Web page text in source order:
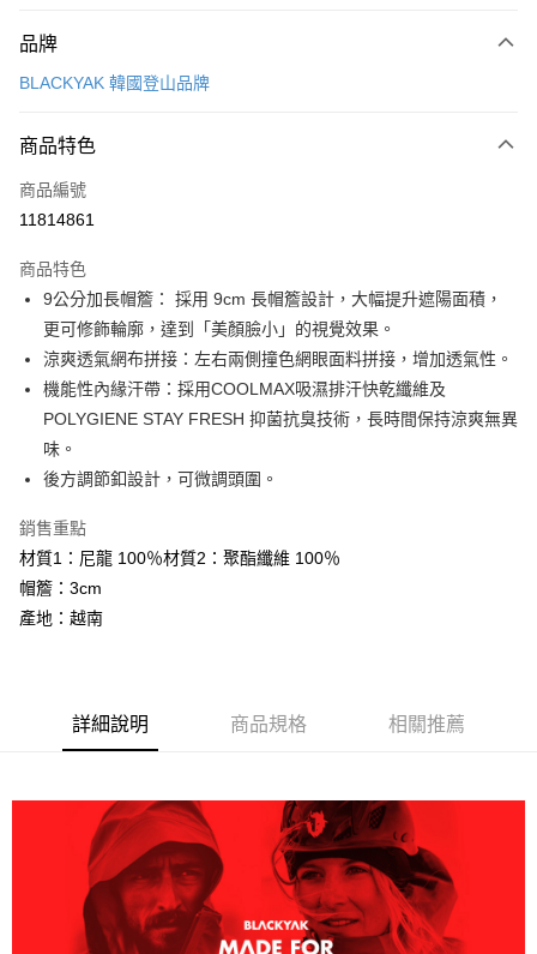
信用卡一次付款
LINE Pay
Apple Pay
悠遊付
Google Pay
全盈+PAY
大哥付你分期
相關說明
【大哥付你分期使用說明】
1.本服務由台灣大哥大提供，台灣大哥大用戶可立即使用無須另外申請。
流程，驗證手機門號後，選擇欲分期的期數、繳款截止日，確認付款後即完
成交易。
3.實際核准額度、可分期數及費用金額請依後續交易確認頁面所載為準。
4.訂單成立30分鐘內，如未前往確認交易或遇審核未通過，訂單將自動取
消。如遇「轉專審核」未通過狀況，表示未達大哥付你分期系統評分，恕無
2.透過簡訊連結打開帳單後，可選擇「超商條碼／台灣大直營門市／銀行轉
帳／街口支付／iPASS MONEY」等通路繳費。
1.本服務係由「台灣大哥大股份有限公司」（以下簡稱本公司）所提供，讓
用戶於交易時，得透過本服務購買商品或服務，並由商店將買賣／分期付款
買賣價金債權讓與本公司後，依約使用本公司帳單繳交帳款。
2.基於同意付款使用「大哥付你分期」之契約關係目的，商店將以您的個人
資料（包含姓名、電話或地址）提供予台灣大哥大進項蒐集、處理及利用，
由本公司與您本人進行分期帳單所需資料之確認、核對及更正。
3.完整用戶服務條款，請詳閱以下連結： https://oppay.tw/userRule
AFTEE先享後付
相關說明
AFTEE先享後付是「在收到商品之後才付款」的支付方式。 讓您購物簡單
便利好安心！
１．簡單：不需註冊會員、不需綁卡、不需儲值。
２．便利：只要手機號碼，簡訊認證，即可結帳。
１．於結帳方式選擇「AFTEE先享後付」後，將跳轉至「AFTEE先享後付」
結帳頁面，進行簡訊認證並確認金額後，即可完成結帳。
ATM／網路銀行／等多元方式進行付款，方視為交易完成。
※ 請注意：結帳手續完成當下不需立刻繳費，但若您需要取消訂單，請聯絡
購買商品的店家。未經商家同意取消之訂單仍視為有效，需透過AFTEE先享
後付繳納相關費用。
※ 交易是否成功請以「AFTEE先享後付 」之結帳頁面顯示為準，若有關於
是否繳費成功／繳費後需取消欲退款等相關疑問，請聯繫「AFTEE先享後付
客戶支援中心」
https://netprotections.freshdesk.com/support/home
ATM付款
運送方式
付款後全家取貨
萊爾富取貨付款
每筆NT$60，滿NT$799(含以上)免運費
付款後萊爾富取貨
每筆NT$60，滿NT$799(含以上)免運費
品牌
BLACKYAK 韓國登山品牌
商品特色
商品編號
11814861
商品特色
9公分加長帽簷： 採用 9cm 長帽簷設計，大幅提升遮陽面積，
更可修飾輪廓，達到「美顏臉小」的視覺效果。
涼爽透氣網布拼接：左右兩側撞色網眼面料拼接，增加透氣性。
機能性內緣汗帶：採用COOLMAX吸濕排汗快乾纖維及
POLYGIENE STAY FRESH 抑菌抗臭技術，長時間保持涼爽無異
味。
後方調節釦設計，可微調頭圍。
銷售重點
材質1：尼龍 100％材質2：聚酯纖維 100％
帽簷：3cm
產地：越南
詳細說明 商品規格 相關推薦